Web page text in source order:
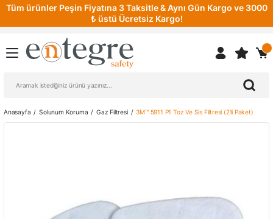
Tüm ürünler Peşin Fiyatına 3 Taksitle & Aynı Gün Kargo ve 3000
₺ üstü Ücretsiz Kargo!
Anasayfa Solunum Koruma Gaz Filtresi 3M™ 5911 P1 Toz Ve Sis Filtresi (2'li Paket)